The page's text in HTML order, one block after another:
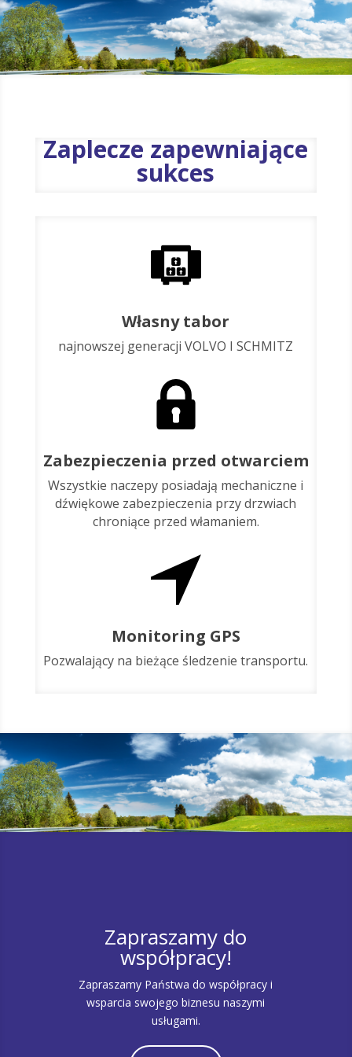
Zaplecze zapewniające
sukces
Własny tabor
najnowszej generacji VOLVO I SCHMITZ
Zabezpieczenia przed otwarciem
Wszystkie naczepy posiadają mechaniczne i
dźwiękowe zabezpieczenia przy drzwiach
chroniące przed włamaniem.
Monitoring GPS
Pozwalający na bieżące śledzenie transportu.
Zapraszamy do
współpracy!
Zapraszamy Państwa do współpracy i
wsparcia swojego biznesu naszymi
usługami.